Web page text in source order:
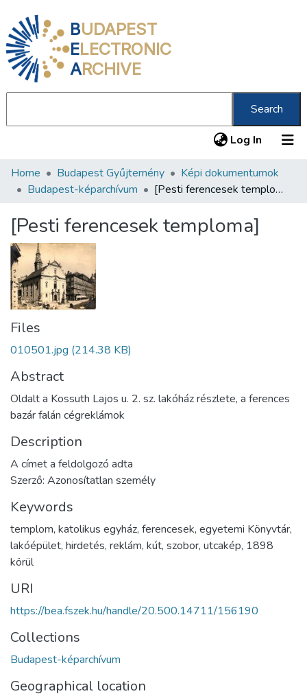
BUDAPEST
ELECTRONIC
ARCHIVE
Search
Log In (current)
Communities & Collections
Statistics
About us
Home Budapest Gyűjtemény
Képi dokumentumok
Budapest-képarchívum
[Pesti ferencesek temploma]
[Pesti ferencesek temploma]
Files
010501.jpg (214.38 KB)
Abstract
Oldalt a Kossuth Lajos u. 2. sz. lakóház részlete, a ferences
bazár falán cégreklámok
Description
A címet a feldolgozó adta
Szerző: Azonosítatlan személy
Keywords
templom, katolikus egyház, ferencesek, egyetemi Könyvtár,
lakóépület, hirdetés, reklám, kút, szobor, utcakép, 1898
körül
URI
https://bea.fszek.hu/handle/20.500.14711/156190
Collections
Budapest-képarchívum
Geographical location